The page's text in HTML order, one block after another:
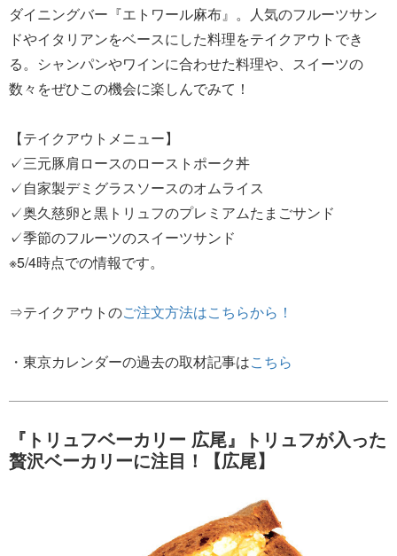
ダイニングバー『エトワール麻布』。人気のフルーツサン
ドやイタリアンをベースにした料理をテイクアウトでき
る。シャンパンやワインに合わせた料理や、スイーツの
数々をぜひこの機会に楽しんでみて！
【テイクアウトメニュー】
✓三元豚肩ロースのローストポーク丼
✓自家製デミグラスソースのオムライス
✓奥久慈卵と黒トリュフのプレミアムたまごサンド
✓季節のフルーツのスイーツサンド
※5/4時点での情報です。
⇒テイクアウトのご注文方法はこちらから！
・東京カレンダーの過去の取材記事はこちら
『トリュフベーカリー 広尾』トリュフが入った
贅沢ベーカリーに注目！【広尾】